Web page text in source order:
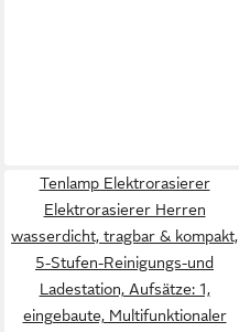
Tenlamp Elektrorasierer
Elektrorasierer Herren
wasserdicht, tragbar & kompakt,
5-Stufen-Reinigungs-und
Ladestation, Aufsätze: 1,
eingebaute, Multifunktionaler